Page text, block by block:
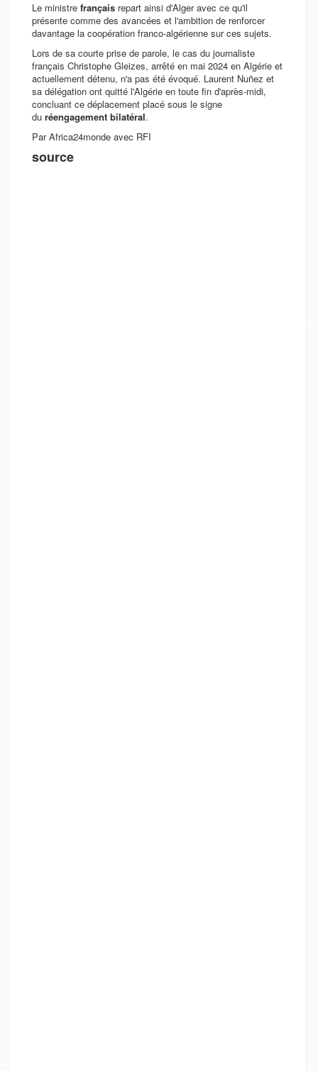
Le ministre français repart ainsi d'Alger avec ce qu'il
présente comme des avancées et l'ambition de renforcer
davantage la coopération franco-algérienne sur ces sujets.
Lors de sa courte prise de parole, le cas du journaliste
français Christophe Gleizes, arrêté en mai 2024 en Algérie et
actuellement détenu, n'a pas été évoqué. Laurent Nuñez et
sa délégation ont quitté l'Algérie en toute fin d'après-midi,
concluant ce déplacement placé sous le signe
du réengagement bilatéral.
Par Africa24monde avec RFI
source